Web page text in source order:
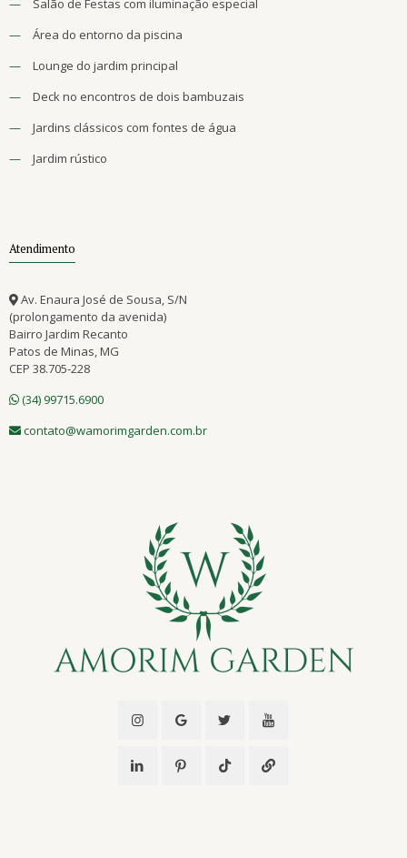
—
Área do entorno da piscina
—
Lounge do jardim principal
—
Deck no encontros de dois bambuzais
—
Jardins clássicos com fontes de água
—
Jardim rústico
Atendimento
Av. Enaura José de Sousa, S/N
(prolongamento da avenida)
Bairro Jardim Recanto
Patos de Minas, MG
CEP 38.705-228
(34) 99715.6900
contato@wamorimgarden.com.br